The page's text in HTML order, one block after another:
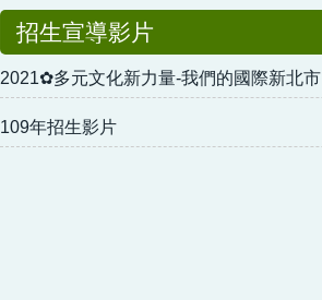
招生宣導影片
2021✿多元文化新力量-我們的國際新北市
109年招生影片